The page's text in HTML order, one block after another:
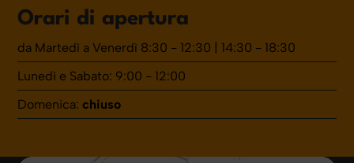
Orari di apertura
da Martedì a Venerdì 8:30 - 12:30 | 14:30 - 18:30
Lunedì e Sabato: 9:00 - 12:00
Domenica:chiuso